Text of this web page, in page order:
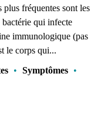
fréquentes sont les
bactérie qui infecte
immunologique (pas
le corps qui...
• Symptômes •